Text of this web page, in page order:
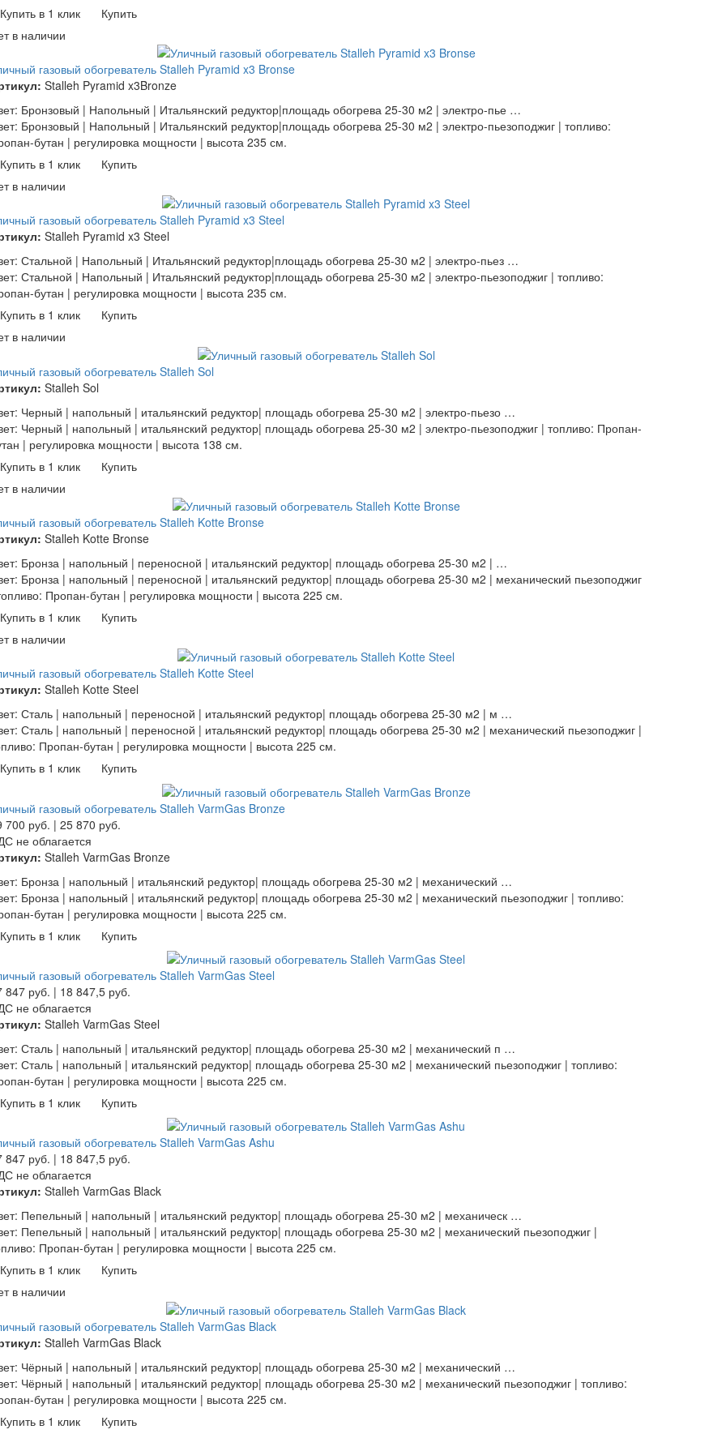
Купить в 1 клик
Купить
в наличии
газовый обогреватель Stalleh Pyramid x3 Bronse
Stalleh Pyramid x3Bronze
Бронзовый | Напольный | Итальянский редуктор|площадь обогрева 25-30 м2 | электро-пье …
Бронзовый | Напольный | Итальянский редуктор|площадь обогрева 25-30 м2 | электро-пьезоподжиг | топливо:
бутан | регулировка мощности | высота 235 см.
Купить в 1 клик
Купить
в наличии
газовый обогреватель Stalleh Pyramid x3 Steel
Stalleh Pyramid x3 Steel
Стальной | Напольный | Итальянский редуктор|площадь обогрева 25-30 м2 | электро-пьез …
Стальной | Напольный | Итальянский редуктор|площадь обогрева 25-30 м2 | электро-пьезоподжиг | топливо:
бутан | регулировка мощности | высота 235 см.
Купить в 1 клик
Купить
в наличии
газовый обогреватель Stalleh Sol
Stalleh Sol
Черный | напольный | итальянский редуктор| площадь обогрева 25-30 м2 | электро-пьезо …
Черный | напольный | итальянский редуктор| площадь обогрева 25-30 м2 | электро-пьезоподжиг | топливо: Пропан-
| регулировка мощности | высота 138 см.
Купить в 1 клик
Купить
в наличии
газовый обогреватель Stalleh Kotte Bronse
Stalleh Kotte Bronse
Бронза | напольный | переносной | итальянский редуктор| площадь обогрева 25-30 м2 | …
Бронза | напольный | переносной | итальянский редуктор| площадь обогрева 25-30 м2 | механический пьезоподжиг
Пропан-бутан | регулировка мощности | высота 225 см.
Купить в 1 клик
Купить
в наличии
газовый обогреватель Stalleh Kotte Steel
Stalleh Kotte Steel
Сталь | напольный | переносной | итальянский редуктор| площадь обогрева 25-30 м2 | м …
Сталь | напольный | переносной | итальянский редуктор| площадь обогрева 25-30 м2 | механический пьезоподжиг |
Пропан-бутан | регулировка мощности | высота 225 см.
Купить в 1 клик
Купить
газовый обогреватель Stalleh VarmGas Bronze
700 руб. | 25 870 руб.
не облагается
Stalleh VarmGas Bronze
Бронза | напольный | итальянский редуктор| площадь обогрева 25-30 м2 | механический …
Бронза | напольный | итальянский редуктор| площадь обогрева 25-30 м2 | механический пьезоподжиг | топливо:
бутан | регулировка мощности | высота 225 см.
Купить в 1 клик
Купить
газовый обогреватель Stalleh VarmGas Steel
847руб. | 18 847,5руб.
не облагается
Stalleh VarmGas Steel
Сталь | напольный | итальянский редуктор| площадь обогрева 25-30 м2 | механический п …
Сталь | напольный | итальянский редуктор| площадь обогрева 25-30 м2 | механический пьезоподжиг | топливо:
бутан | регулировка мощности | высота 225 см.
Купить в 1 клик
Купить
газовый обогреватель Stalleh VarmGas Ashu
847руб. | 18 847,5руб.
не облагается
Stalleh VarmGas Black
Пепельный | напольный | итальянский редуктор| площадь обогрева 25-30 м2 | механическ …
Пепельный | напольный | итальянский редуктор| площадь обогрева 25-30 м2 | механический пьезоподжиг |
Пропан-бутан | регулировка мощности | высота 225 см.
Купить в 1 клик
Купить
в наличии
газовый обогреватель Stalleh VarmGas Black
Stalleh VarmGas Black
Чёрный | напольный | итальянский редуктор| площадь обогрева 25-30 м2 | механический …
Чёрный | напольный | итальянский редуктор| площадь обогрева 25-30 м2 | механический пьезоподжиг | топливо:
бутан | регулировка мощности | высота 225 см.
Купить в 1 клик
Купить